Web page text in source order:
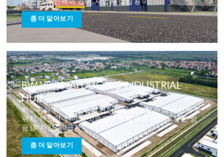
의 끈끈한 인맥이 있어, 사업자 설립 용이
좀 더 알아보기
BW VSIP HAI DUONG INDUSTRIAL
HUB
하노이와 하이퐁 모두에 편리하게 접근할 수 있는 전략적
위치, 하노이-하이퐁 고속도로 통해 이동 비교적 낮은 임
금 (최저임금 3급지)
좀 더 알아보기